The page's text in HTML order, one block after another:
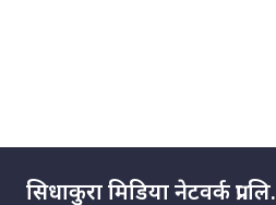
सिधाकुरा मिडिया नेटवर्क प्रा.लि.